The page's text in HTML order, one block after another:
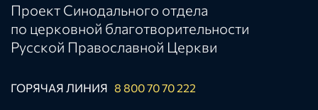
Проект Синодального отдела
по церковной благотворительности
Русской Православной Церкви
ГОРЯЧАЯ ЛИНИЯ 8 800 70 70 222